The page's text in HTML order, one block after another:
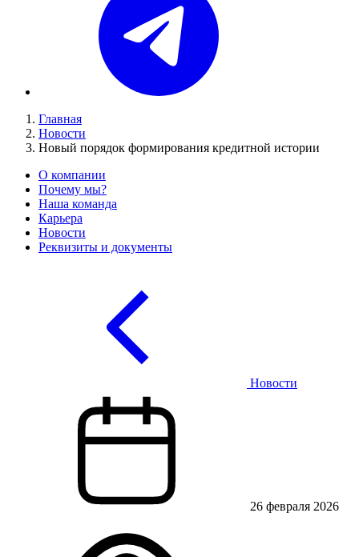
Главная
Новости
Новый порядок формирования кредитной истории
О компании
Почему мы?
Наша команда
Карьера
Новости
Реквизиты и документы
Новости
26 февраля 2026